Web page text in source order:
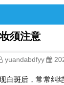
须注意
yuandabdfyy
白斑后，常常纠